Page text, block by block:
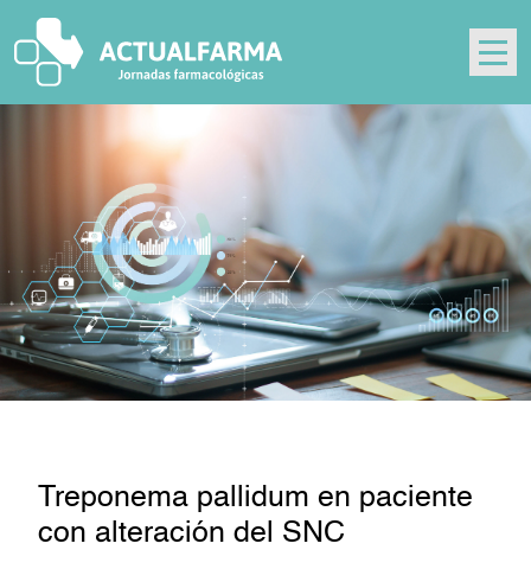
content
Treponema pallidum en paciente
con alteración del SNC